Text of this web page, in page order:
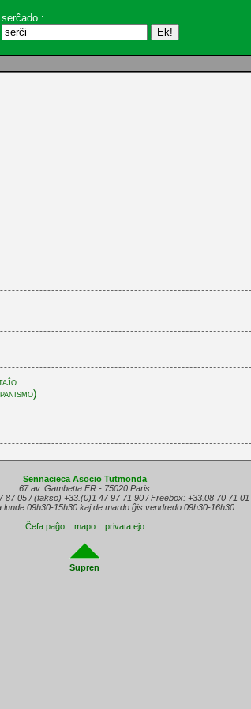
serĉado :
Sennacieca Asocio Tutmonda
67 av. Gambetta FR - 75020 Paris
87 05 / (fakso) +33.(0)1 47 97 71 90 / Freebox: +33.08 70 71 01
lunde 09h30-15h30 kaj de mardo ĝis vendredo 09h30-16h30.
Ĉefa paĝo
mapo privata ejo
Supren